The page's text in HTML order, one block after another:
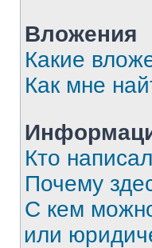
Вложения
Какие
Как мне
Кто
Почему
С кем
или